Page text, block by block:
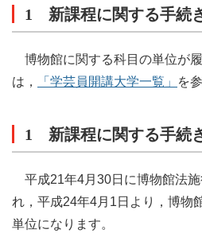
1 新課程に関する手続
博物館に関する科目の単位が
は，
「学芸員開講大学一覧」 を
1 新課程に関する手続
平成21年4月30日に博物館法
れ，平成24年4月1日より，博物
単位になります。